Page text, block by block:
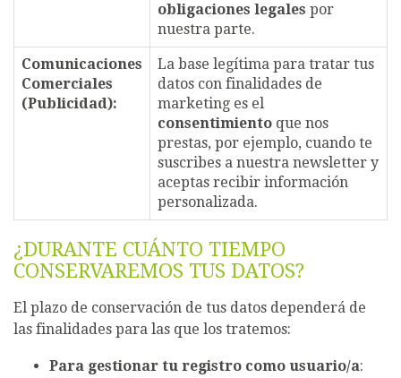
obligaciones legales por
nuestra parte.
Comunicaciones
Comerciales
(Publicidad):
La base legítima para tratar tus
datos con finalidades de
marketing es el
consentimiento que nos
prestas, por ejemplo, cuando te
suscribes a nuestra newsletter y
aceptas recibir información
personalizada.
¿DURANTE CUÁNTO TIEMPO
CONSERVAREMOS TUS DATOS?
El plazo de conservación de tus datos dependerá de
las finalidades para las que los tratemos:
Para gestionar tu registro como usuario/a: